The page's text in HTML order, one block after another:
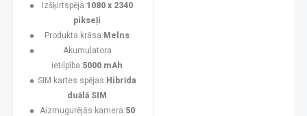
Izšķirtspēja:1080 x 2340
pikseļi
Produkta krāsa: Melns
Akumulatora
ietilpība:5000 mAh
SIM kartes spējas: Hibrīda
duālā SIM
Aizmugurējās kamera:50